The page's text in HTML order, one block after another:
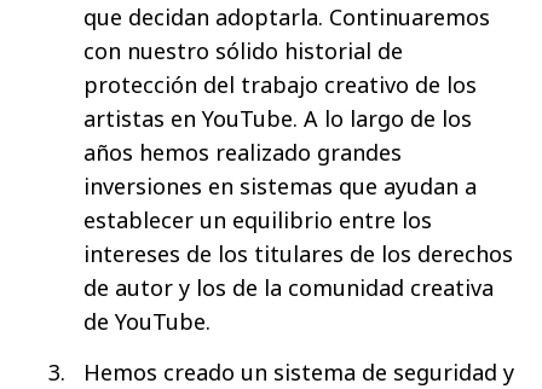
que decidan adoptarla. Continuaremos
con nuestro sólido historial de
protección del trabajo creativo de los
artistas en YouTube. A lo largo de los
años hemos realizado grandes
inversiones en sistemas que ayudan a
establecer un equilibrio entre los
intereses de los titulares de los derechos
de autor y los de la comunidad creativa
de YouTube.
Hemos creado un sistema de seguridad y